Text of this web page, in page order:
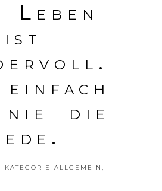
MEINUNG
Leben
ist
die
KATEGORIE ALLGEMEIN ,